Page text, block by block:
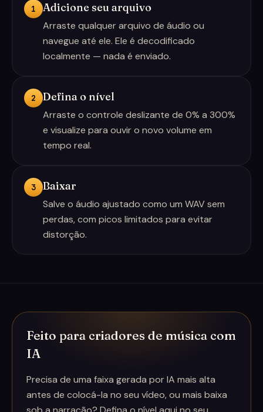
1 Adicione seu arquivo
Arraste qualquer arquivo de áudio ou
navegue até ele. Ele é decodificado
localmente — nada é enviado.
2 Defina o nível
Arraste o controle deslizante de 0% a 300%
e visualize para ouvir o novo volume em
tempo real.
3 Baixar
Salve o áudio ajustado como um WAV sem
perdas, com picos limitados para evitar
distorção.
Feito para criadores de música com
IA
Precisa de uma faixa gerada por IA mais alta
antes de colocá-la no seu vídeo, ou mais baixa